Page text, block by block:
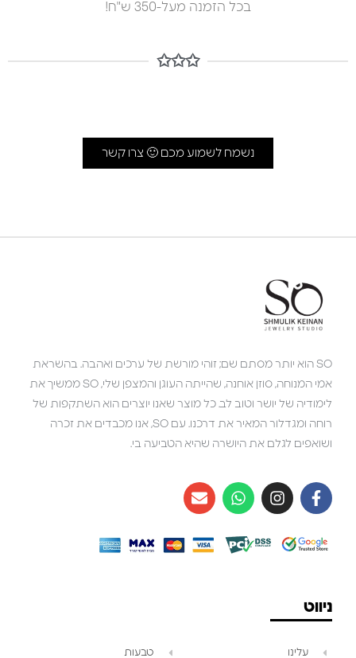
בכל הזמנה מעל-350 ש"ח!
✩✩✩
נשמח לשמוע מכם 🙂 צרו קשר
SO הוא יותר מסתם שם; זוהי מורשת של ערכים ואהבה. בהשראת
אמי המנוחה, סוזן אוחנה, שהייתה העוגן והמצפן שלי, SO ממשיך את
לימודיה של יושר וטוב לב. כל מוצר שאנו יוצרים הוא השתקפות של
רוחה ומגדלור המאיר את דרכנו. עם SO, אנו מכבדים את זכרה
ושואפים לגלם את היושרה שהיא הטביעה בי.
ניווט
עלינו טבעות